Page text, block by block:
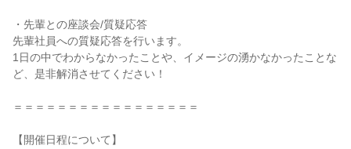
・先輩との座談会/質疑応答
先輩社員への質疑応答を行います。
1日の中でわからなかったことや、イメージの湧かなかったことな
ど、是非解消させてください！
＝＝＝＝＝＝＝＝＝＝＝＝＝＝＝＝＝
【開催日程について】